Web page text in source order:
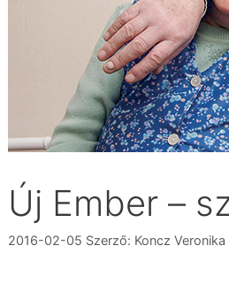
Új Ember –
2016-02-05 Szerző: Koncz Veronika